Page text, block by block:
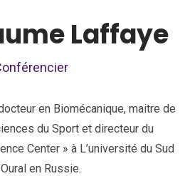
Laffaye
en Biomécanique, maitre de
du Sport et directeur du
Center » à L’université du Sud
en Russie.